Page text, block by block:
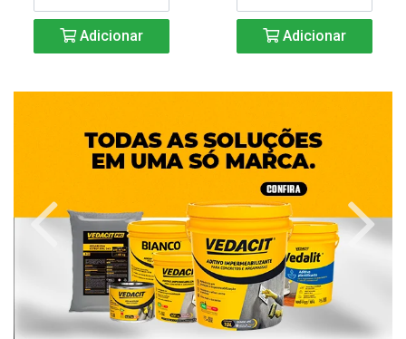
Adicionar Adicionar